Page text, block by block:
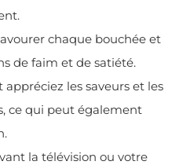
chaque bouchée et
de faim et de satiété.
les saveurs et les
ce qui peut également
la télévision ou votre